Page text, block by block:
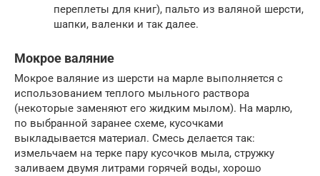
переплеты для книг), пальто из валяной шерсти,
шапки, валенки и так далее.
Мокрое валяние
Мокрое валяние из шерсти на марле выполняется с
использованием теплого мыльного раствора
(некоторые заменяют его жидким мылом). На марлю,
по выбранной заранее схеме, кусочками
выкладывается материал. Смесь делается так:
измельчаем на терке пару кусочков мыла, стружку
заливаем двумя литрами горячей воды, хорошо